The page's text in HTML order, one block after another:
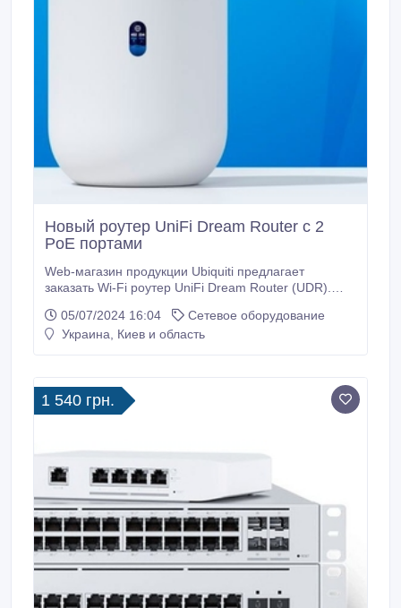
Новый роутер UniFi Dream Router с 2
PoE портами
Web-магазин продукции Ubiquiti предлагает
заказать Wi-Fi роутер UniFi Dream Router (UDR).
гигабитными портами Ethernet, 2 из них PoE.
Основные технические характеристики роутера
частотой 1.
05/07/2024 16:04
Сетевое оборудование
Украина, Киев и область
1 540 грн.